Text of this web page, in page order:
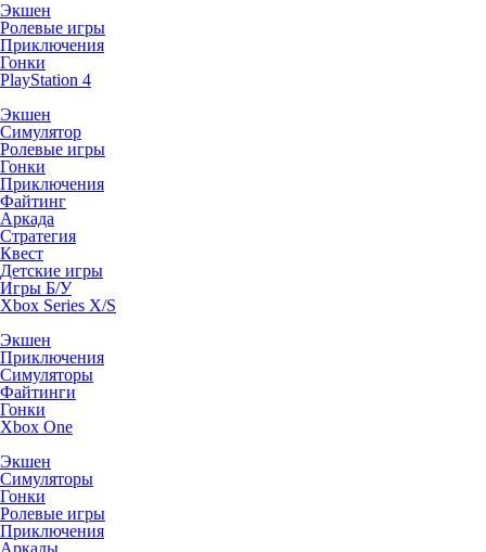
Экшен
Ролевые игры
Приключения
Гонки
PlayStation 4
Экшен
Симулятор
Ролевые игры
Гонки
Приключения
Файтинг
Аркада
Стратегия
Квест
Детские игры
Игры Б/У
Xbox Series X/S
Экшен
Приключения
Симуляторы
Файтинги
Гонки
Xbox One
Экшен
Симуляторы
Гонки
Ролевые игры
Приключения
Аркады